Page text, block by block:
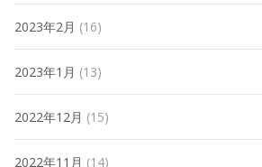
2023年2月 (16)
2023年1月 (13)
2022年12月 (15)
2022年11月 (14)